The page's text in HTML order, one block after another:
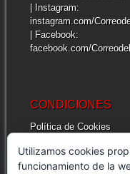
| Instagram:
instagram.com/
| Facebook:
facebook.com/
CONDICIONES
Política de Cookies
Cuestiones legales de
Utilizamos cookies
funcionamiento de la